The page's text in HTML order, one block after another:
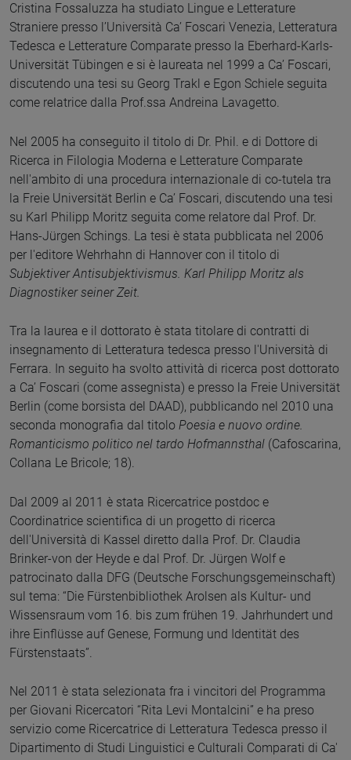
Cristina Fossaluzza ha studiato Lingue e Letterature
Straniere presso l’Università Ca’ Foscari Venezia, Letteratura
Tedesca e Letterature Comparate presso la Eberhard-Karls-
Universität Tübingen e si è laureata nel 1999 a Ca’ Foscari,
discutendo una tesi su Georg Trakl e Egon Schiele seguita
come relatrice dalla Prof.ssa Andreina Lavagetto.
Nel 2005 ha conseguito il titolo di Dr. Phil. e di Dottore di
Ricerca in Filologia Moderna e Letterature Comparate
nell'ambito di una procedura internazionale di co-tutela tra
la Freie Universität Berlin e Ca’ Foscari, discutendo una tesi
su Karl Philipp Moritz seguita come relatore dal Prof. Dr.
Hans-Jürgen Schings. La tesi è stata pubblicata nel 2006
per l'editore Wehrhahn di Hannover con il titolo di
Subjektiver Antisubjektivismus. Karl Philipp Moritz als
Diagnostiker seiner Zeit.
Tra la laurea e il dottorato è stata titolare di contratti di
insegnamento di Letteratura tedesca presso l'Università di
Ferrara. In seguito ha svolto attività di ricerca post dottorato
a Ca’ Foscari (come assegnista) e presso la Freie Universität
Berlin (come borsista del DAAD), pubblicando nel 2010 una
seconda monografia dal titolo Poesia e nuovo ordine.
Romanticismo politico nel tardo Hofmannsthal (Cafoscarina,
Collana Le Bricole; 18).
Dal 2009 al 2011 è stata Ricercatrice postdoc e
Coordinatrice scientifica di un progetto di ricerca
dell'Università di Kassel diretto dalla Prof. Dr. Claudia
Brinker-von der Heyde e dal Prof. Dr. Jürgen Wolf e
patrocinato dalla DFG (Deutsche Forschungsgemeinschaft)
sul tema: “Die Fürstenbibliothek Arolsen als Kultur- und
Wissensraum vom 16. bis zum frühen 19. Jahrhundert und
ihre Einflüsse auf Genese, Formung und Identität des
Fürstenstaats”.
Nel 2011 è stata selezionata fra i vincitori del Programma
per Giovani Ricercatori “Rita Levi Montalcini” e ha preso
servizio come Ricercatrice di Letteratura Tedesca presso il
Dipartimento di Studi Linguistici e Culturali Comparati di Ca'